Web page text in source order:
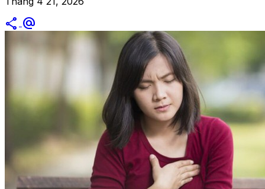
share alternate_email